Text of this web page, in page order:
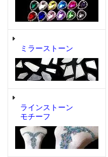
ミラーストーン
ラインストーン
モチーフ